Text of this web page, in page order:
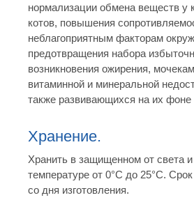
нормализации обмена веществ у
котов, повышения
неблагоприятным факторам
предотвращения набора
возникновения ожирения,
витаминной и минеральной
также развивающихся на их фоне
Хранение.
Хранить в защищенном от света
температуре от 0°С до 25°С.
со дня изготовления.